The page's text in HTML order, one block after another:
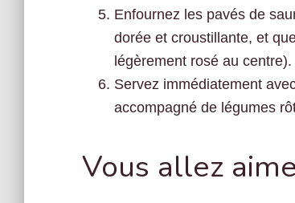
Enfournez les pavés de
dorée et croustillante, et
légèrement rosé au centre).
Servez immédiatement
accompagné de légumes
Vous allez